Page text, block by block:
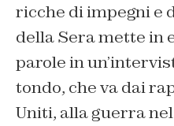
ricche di impegni e
della Sera mette in
parole in
tondo, che va dai
Uniti, alla guerra